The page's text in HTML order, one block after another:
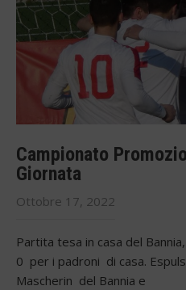
Campionato
Giornata
Ottobre 17, 2022
Partita tesa in casa del
0 per i padroni di casa.
Mascherin del Bannia e